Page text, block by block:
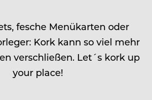
fesche Menükarten oder
Kork kann so viel mehr
verschließen. Let´s kork up
your place!